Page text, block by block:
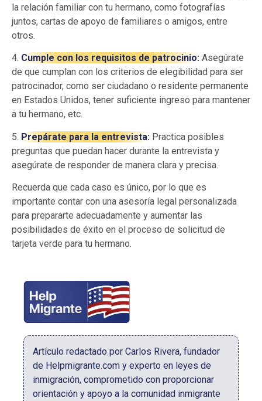
la relación familiar con tu hermano, como fotografías
juntos, cartas de apoyo de familiares o amigos, entre
otros.
4. Cumple con los requisitos de patrocinio: Asegúrate
de que cumplan con los criterios de elegibilidad para ser
patrocinador, como ser ciudadano o residente permanente
en Estados Unidos, tener suficiente ingreso para mantener
a tu hermano, etc.
5. Prepárate para la entrevista: Practica posibles
preguntas que puedan hacer durante la entrevista y
asegúrate de responder de manera clara y precisa.
Recuerda que cada caso es único, por lo que es
importante contar con una asesoría legal personalizada
para prepararte adecuadamente y aumentar las
posibilidades de éxito en el proceso de solicitud de
tarjeta verde para tu hermano.
Artículo redactado por Carlos Rivera, fundador
de Helpmigrante.com y experto en leyes de
inmigración, comprometido con proporcionar
orientación y apoyo a la comunidad inmigrante